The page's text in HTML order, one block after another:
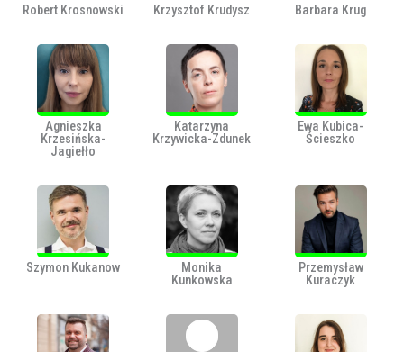
Robert Krosnowski Krzysztof Krudysz Barbara Krug
Agnieszka
Krzesińska-
Jagiełło
Katarzyna
Krzywicka-Zdunek
Ewa Kubica-
Ścieszko
Szymon Kukanow
Monika
Kunkowska
Przemysław
Kuraczyk